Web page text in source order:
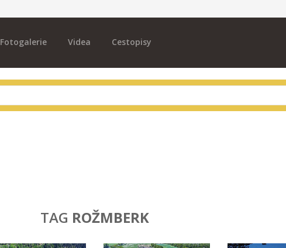
Fotogalerie Videa Cestopisy
TAG ROŽMBERK